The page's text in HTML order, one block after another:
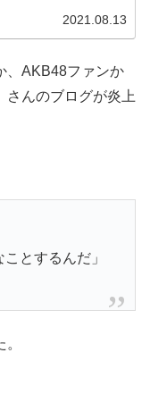
2021.08.13
、AKB48ファンか
さんのブログが炎上
とするんだ」